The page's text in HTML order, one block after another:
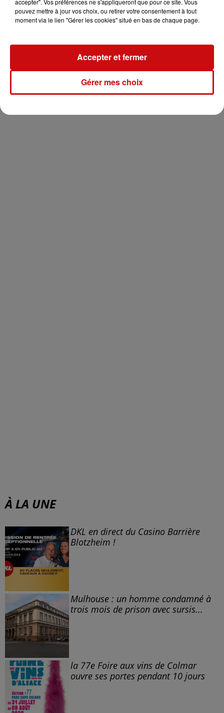
À LA UNE
DKL en direct du Casino Barrière
Blotzheim !
Mulhouse : un homme condamné à
trois mois de prison avec sursis...
la 77e Foire aux vins de Colmar
ouvre ses portes pendant 10 jours
accepter". Vos préférences ne s'appliqueront que pour ce site. Vous
pouvez mettre à jour vos choix, ou retirer votre consentement à tout
moment via le lien "Gérer les cookies" situé en bas de chaque page.
Gérer mes choix
Accepter et fermer